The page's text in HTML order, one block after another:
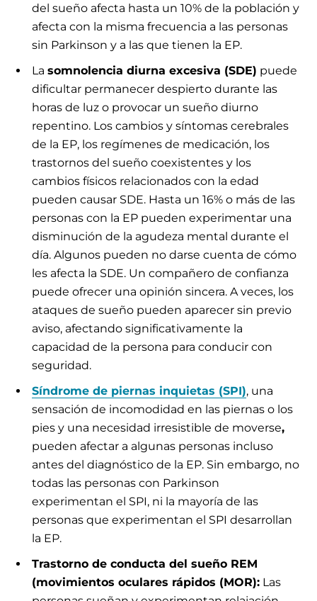
del sueño afecta hasta un 10% de la población y
afecta con la misma frecuencia a las personas
sin Parkinson y a las que tienen la EP.
La somnolencia diurna excesiva (SDE) puede
dificultar permanecer despierto durante las
horas de luz o provocar un sueño diurno
repentino. Los cambios y síntomas cerebrales
de la EP, los regímenes de medicación, los
trastornos del sueño coexistentes y los
cambios físicos relacionados con la edad
pueden causar SDE. Hasta un 16% o más de las
personas con la EP pueden experimentar una
disminución de la agudeza mental durante el
día. Algunos pueden no darse cuenta de cómo
les afecta la SDE. Un compañero de confianza
puede ofrecer una opinión sincera. A veces, los
ataques de sueño pueden aparecer sin previo
aviso, afectando significativamente la
capacidad de la persona para conducir con
seguridad.
Síndrome de piernas inquietas (SPI), una
sensación de incomodidad en las piernas o los
pies y una necesidad irresistible de moverse,
pueden afectar a algunas personas incluso
antes del diagnóstico de la EP. Sin embargo, no
todas las personas con Parkinson
experimentan el SPI, ni la mayoría de las
personas que experimentan el SPI desarrollan
la EP.
Trastorno de conducta del sueño REM
(movimientos oculares rápidos (MOR): Las